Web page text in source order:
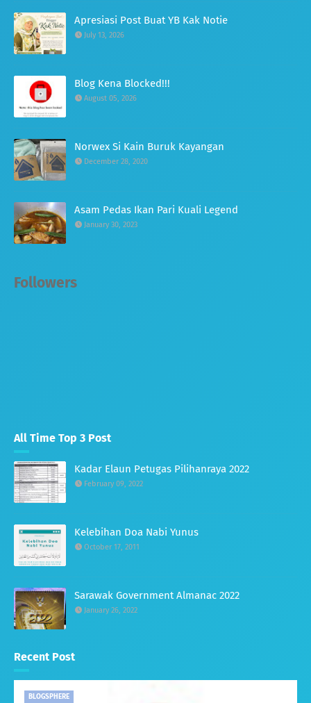
Apresiasi Post Buat YB Kak Notie
July 13, 2026
Blog Kena Blocked!!!
August 05, 2026
Norwex Si Kain Buruk Kayangan
December 28, 2020
Asam Pedas Ikan Pari Kuali Legend
January 30, 2023
Followers
All Time Top 3 Post
Kadar Elaun Petugas Pilihanraya 2022
February 09, 2022
Kelebihan Doa Nabi Yunus
October 17, 2011
Sarawak Government Almanac 2022
January 26, 2022
Recent Post
BLOGSPHERE